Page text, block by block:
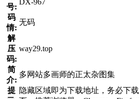
号:
码
情:
无码
解
压
码:
way29.top
简
介:
多网站多画师的正太杂图集
提 隐藏区域即为下载地址，务必下